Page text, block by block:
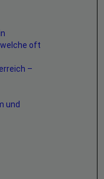
oft
–
und